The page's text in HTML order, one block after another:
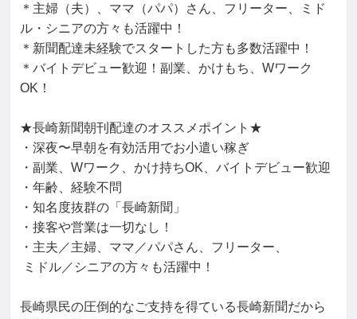
＊主婦（夫）、ママ（パパ）さん、フリーター、ミド
ル・シニアの方々も活躍中！
＊新聞配達未経験でスタートした方も多数活躍中！
＊バイトデビュー歓迎！副業、かけもち、Wワーク
OK！
★長崎新聞朝刊配達のオススメポイント★
・深夜〜早朝を有効活用でお小遣い稼ぎ
・副業、Wワーク、かけ持ちOK、バイトデビュー歓迎
・年齢、経験不問
・知名度抜群の「長崎新聞」
・接客や営業は一切なし！
・主夫／主婦、ママ／パパさん、フリーター、
長崎県民の圧倒的なご支持を得ている長崎新聞だから